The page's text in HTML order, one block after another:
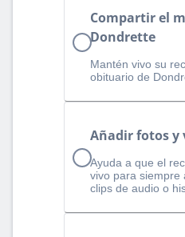
Compartir el
Dondrette
Mantén vivo su
obituario de
Añadir fotos y
Ayuda a que el
vivo para siempre
clips de audio o